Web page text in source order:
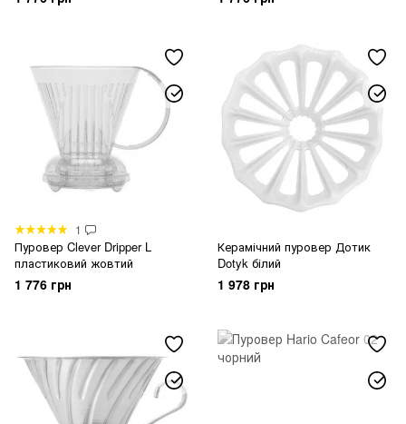
1
Пуровер Clever Dripper L
пластиковий жовтий
1 776 грн
Керамічний пуровер Дотик
Dotyk білий
1 978 грн